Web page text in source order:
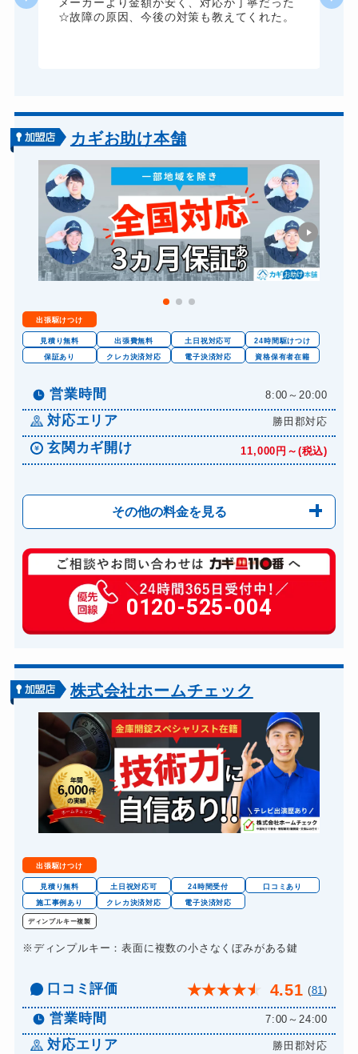
ドアノブカギ開け 10,780円～(税込)
☆故障の原因、今後の対策も教えてくれた。
カギお助け本舗
出張駆けつけ
見積り無料 出張費無料 土日祝対応可
24時間駆けつけ
保証あり
クレカ決済対応 電子決済対応 資格保有者在籍
営業時間 8:00～20:00
対応エリア 勝田郡対応
玄関カギ開け 11,000円～(税込)
その他の料金を見る
玄関カギ修理 6,600円～(税込)
玄関カギ作成 14,300円～(税込)
玄関カギ交換 14,300円～(税込)
バイクカギ開け 13,200円～(税込)
バイクカギ作成 16,500円～(税込)
スーツケースカギ開け 8,800円～(税込)
金庫カギ開け 14,300円～(税込)
金庫カギ交換 11,000円～(税込)
ロッカーカギ開け 8,800円～(税込)
ドアノブカギ開け
ドアノブカギ作成 8,800円～(税込)
ドアノブカギ交換
0120-525-004
株式会社ホームチェック
出張駆けつけ
見積り無料 土日祝対応可 24時間受付
口コミあり
施工事例あり
クレカ決済対応 電子決済対応
ディンプルキー複製
※ディンプルキー：表面に複数の小さなくぼみがある鍵
口コミ評価 ★★★★★ 4.51 (81)
営業時間 7:00～24:00
対応エリア 勝田郡対応